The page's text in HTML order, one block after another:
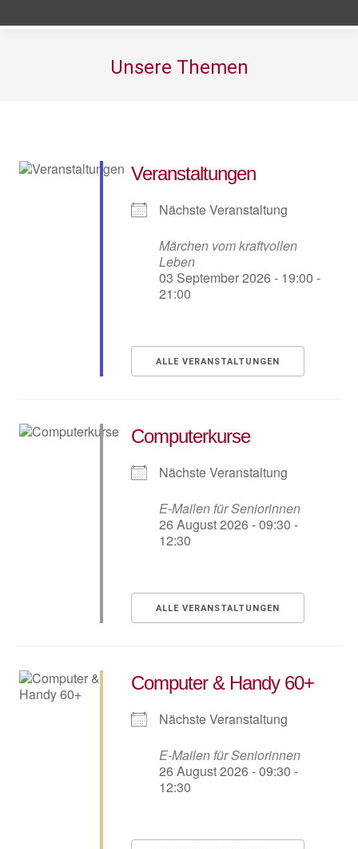
Unsere Themen
Veranstaltungen
Nächste Veranstaltung
Märchen vom kraftvollen
Leben
03 September 2026 - 19:00 -
21:00
ALLE VERANSTALTUNGEN
Computerkurse
Nächste Veranstaltung
E-Mailen für Seniorinnen
26 August 2026 - 09:30 -
12:30
ALLE VERANSTALTUNGEN
Computer & Handy 60+
Nächste Veranstaltung
E-Mailen für Seniorinnen
26 August 2026 - 09:30 -
12:30